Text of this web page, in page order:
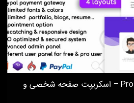
دانلود اسکریپت Profile.me – اسکریپت صفحه شخصی و